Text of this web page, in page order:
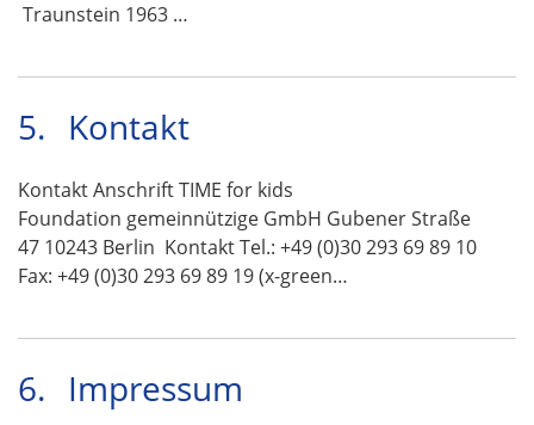
Traunstein 1963 …
5. Kontakt
Kontakt Anschrift TIME for kids
Foundation gemeinnützige GmbH Gubener Straße
47 10243 Berlin Kontakt Tel.: +49 (0)30 293 69 89 10
Fax: +49 (0)30 293 69 89 19 (x-green…
6. Impressum